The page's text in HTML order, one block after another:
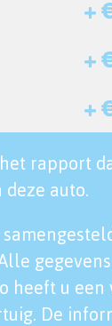
+
+
+
rapport
auto.
heeft u
De